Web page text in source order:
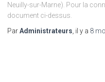
Neuilly-sur-Marne). Pour la
document ci-dessus.
ParAdministrateurs , il y a 8